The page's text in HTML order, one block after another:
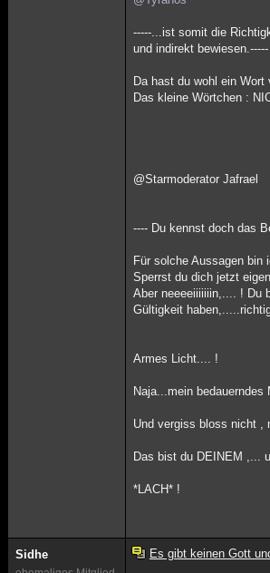
-----...ist somit die
und indirekt bewiesen.-----
Da hast du wohl ein Wort
Das kleine Wörtchen :
@Starmoderator Jafrael
---- Du kennst doch das
Für solche Aussagen bin
Sperrst du dich jetzt
Aber neeeeiiiiiiin,.... ! Du
Gültigkeit
Armes Licht.... !
Naja...mein
Und vergiss bloss nicht ,
Das bist du DEINEM ,...
*LACH* !
Sidhe Es gibt keinen Gott